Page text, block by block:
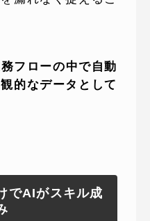
フローの中で自動
的なデータとして
でAIがスキル成